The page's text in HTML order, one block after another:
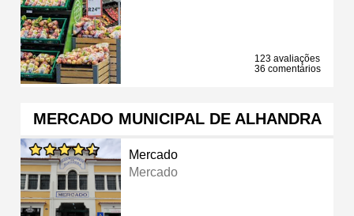
123 avaliações
36 comentários
MERCADO MUNICIPAL DE ALHANDRA
Mercado
Mercado